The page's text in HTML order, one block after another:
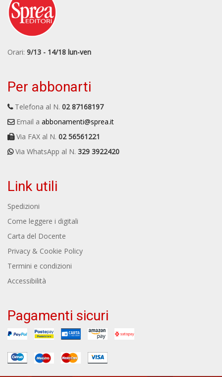
Orari: 9/13 - 14/18 lun-ven
Per abbonarti
Telefona al N. 02 87168197
Email a abbonamenti@sprea.it
Via FAX al N. 02 56561221
Via WhatsApp al N. 329 3922420
Link utili
Spedizioni
Come leggere i digitali
Carta del Docente
Privacy & Cookie Policy
Termini e condizioni
Accessibilità
Pagamenti sicuri